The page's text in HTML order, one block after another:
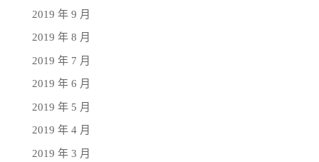
2019 年 9 月
2019 年 8 月
2019 年 7 月
2019 年 6 月
2019 年 5 月
2019 年 4 月
2019 年 3 月